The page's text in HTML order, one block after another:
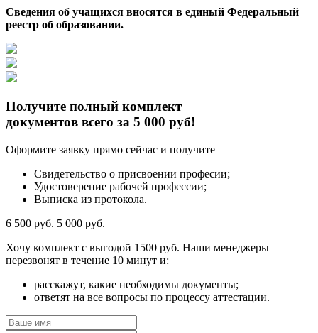
Сведения об учащихся вносятся в единый Федеральный
реестр об образовании.
Получите полный комплект
документов всего за 5 000 руб!
Оформите заявку прямо сейчас и получите
Свидетельство о присвоении професии;
Удостоверение рабочей профессии;
Выписка из протокола.
6 500 руб. 5 000 руб.
Хочу комплект с выгодой 1500 руб. Наши менеджеры
перезвонят в течение 10 минут и:
расскажут, какие необходимы документы;
ответят на все вопросы по процессу аттестации.